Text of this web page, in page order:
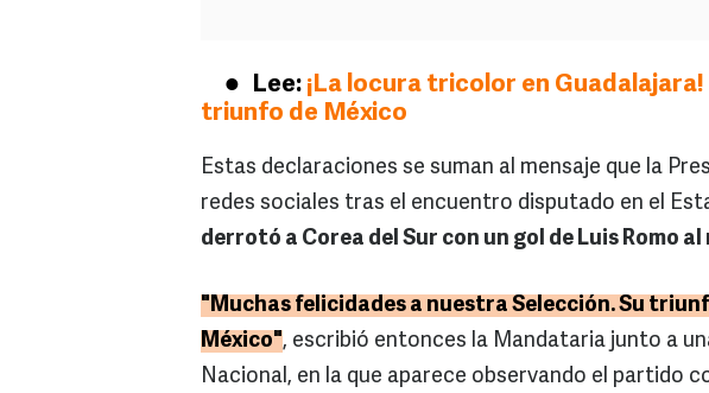
Lee: ¡La locura tricolor en Guadalajara!
triunfo de México
Estas declaraciones se suman al mensaje que la
redes sociales tras el encuentro disputado en el
derrotó a Corea del Sur con un gol de Luis Romo
"Muchas felicidades a nuestra Selección. Su
México", escribió entonces la Mandataria junto a
Nacional, en la que aparece observando el partido